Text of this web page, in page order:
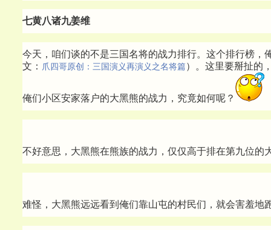
七黄八诸九姜维
今天，咱们谈的不是三国名将的战力排行。这个排行榜，
文： 爪四哥原创：三国演义再演义之名将篇）。这里要掰扯的
俺们小区安家落户的大黑熊的战力，究竟如何呢？
不好意思，大黑熊在熊族的战力，仅仅高于排在第九位的
难怪，大黑熊远远看到俺们靠山屯的村民们，就会害羞地